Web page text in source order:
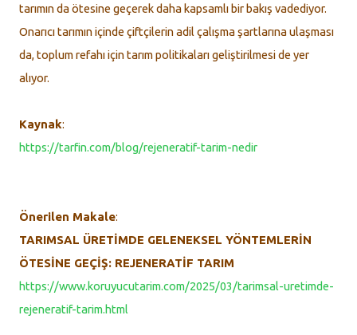
tarımın da ötesine geçerek daha kapsamlı bir bakış vadediyor.
Onarıcı tarımın içinde çiftçilerin adil çalışma şartlarına ulaşması
da, toplum refahı için tarım politikaları geliştirilmesi de yer
alıyor.
Kaynak:
https://tarfin.com/blog/rejeneratif-tarim-nedir
Önerilen Makale:
TARIMSAL ÜRETİMDE GELENEKSEL YÖNTEMLERİN
ÖTESİNE GEÇİŞ: REJENERATİF TARIM
https://www.koruyucutarim.com/2025/03/tarimsal-uretimde-
rejeneratif-tarim.html